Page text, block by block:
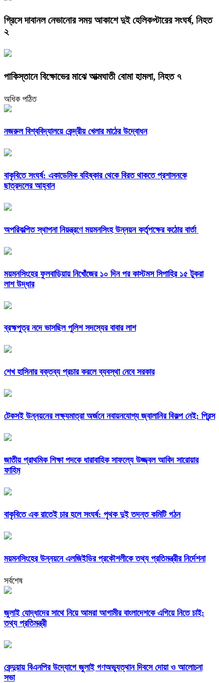
গ্রিসে দাবানল নেভানোর সময় আকাশে দুই হেলিকপ্টারের সংঘর্ষ, নিহত
২
পাকিস্তানে বিক্ষোভের মাঝে আত্মঘাতী বোমা হামলা, নিহত ৭
অধিক পঠিত
নজরুল বিশ্ববিদ্যালয়ে কেন্দ্রীয় খেলার মাঠের উদ্বোধন
বাকৃবিতে সংঘর্ষ: একাডেমিক বহিষ্কার থেকে বিরত থাকতে প্রশাসনকে
ছাত্রদলের আহ্বান
অপরিকল্পিত স্থাপনা নিয়ন্ত্রণে ময়মনসিংহ উন্নয়ন কর্তৃপক্ষের কঠোর বার্তা
ময়মনসিংহের ফুলবাড়িয়ায় নিখোঁজের ১০ দিন পর কাস্টমস সিপাহির ১৫ টুকরা
লাশ উদ্ধার
ব্রহ্মপুত্র নদে ভাসছিল পুলিশ সদস্যের বাবার লাশ
শেখ হাসিনার বক্তব্য প্রচার করলে ব্যবস্থা নেবে সরকার
টেকসই উন্নয়নের লক্ষ্যমাত্রা অর্জনে নবায়নযোগ্য জ্বালানির বিকল্প নেই: প্রিন্স
জাতীয় প্রাথমিক শিক্ষা পদকে ধারাবাহিক সাফল্যে উজ্জ্বল আবিদ সারোয়ার
ফাহিম
বাকৃবিতে এক রাতেই চার হলে সংঘর্ষ: পৃথক দুই তদন্ত কমিটি গঠন
ময়মনসিংহের উন্নয়নে এলজিইডির প্রকৌশলীকে তথ্য প্রতিমন্ত্রীর নির্দেশনা
সর্বশেষ
জুলাই যোদ্ধাদের সাথে নিয়ে আমরা আগামীর বাংলাদেশকে এগিয়ে নিতে চাই:
তথ্য প্রতিমন্ত্রী
কেন্দুয়ায় বিএনপির উদ্যোগে জুলাই গণঅভ্যুত্থান দিবসে দোয়া ও আলোচনা
সভা